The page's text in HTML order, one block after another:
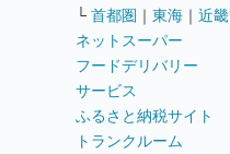
└ 首都圏 ｜ 東海 ｜ 近畿
ネットスーパー
フードデリバリー
サービス
ふるさと納税サイト
トランクルーム